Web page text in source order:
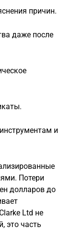
причин.
даже после
и
Потери
долларов до
Ltd не
это часть